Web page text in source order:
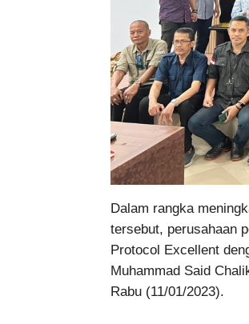
Dalam rangka
tersebut, perusahaan
Protocol Excellent
Muhammad Said
Rabu (11/01/2023).